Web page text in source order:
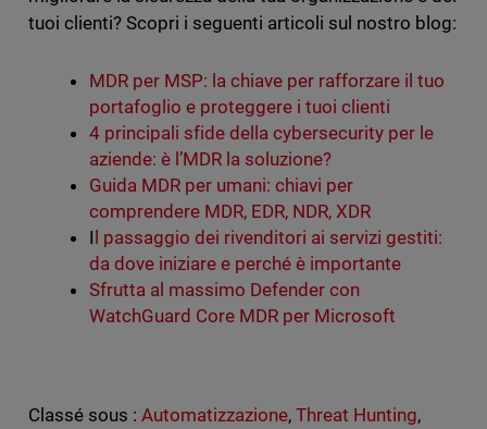
tuoi clienti? Scopri i seguenti articoli sul nostro blog:
MDR per MSP: la chiave per rafforzare il tuo
portafoglio e proteggere i tuoi clienti
4 principali sfide della cybersecurity per le
aziende: è l’MDR la soluzione?
Guida MDR per umani: chiavi per
comprendere MDR, EDR, NDR, XDR
I l passaggio dei rivenditori ai servizi gestiti:
da dove iniziare e perché è importante
Sfrutta al massimo Defender con
WatchGuard Core MDR per Microsoft
Classé sous : Automatizzazione,Threat Hunting,